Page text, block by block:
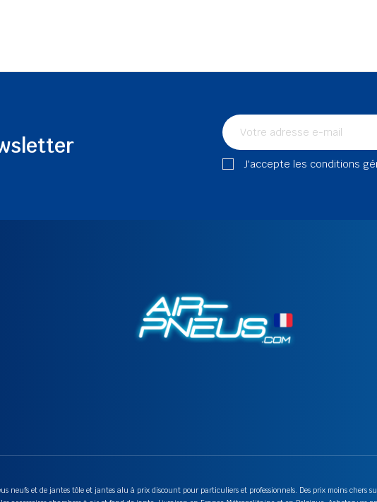
J'accepte les conditions
neufs et de jantes tôle et jantes alu à prix discount pour particuliers et professionnels. Des prix moins chers